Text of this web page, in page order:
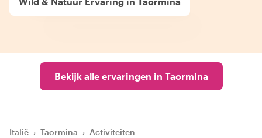
Bekijk alle ervaringen in Taormina
Italië › Taormina › Activiteiten